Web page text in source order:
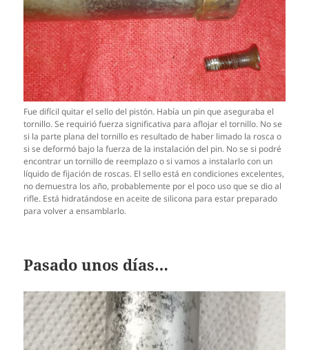
Fue difícil quitar el sello del pistón. Había un pin que aseguraba el
tornillo. Se requirió fuerza significativa para aflojar el tornillo. No se
si la parte plana del tornillo es resultado de haber limado la rosca o
si se deformó bajo la fuerza de la instalación del pin. No se si podré
encontrar un tornillo de reemplazo o si vamos a instalarlo con un
líquido de fijación de roscas. El sello está en condiciones excelentes,
no demuestra los año, probablemente por el poco uso que se dio al
rifle. Está hidratándose en aceite de silicona para estar preparado
para volver a ensamblarlo.
Pasado unos días…